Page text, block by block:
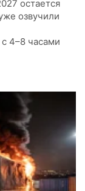
остается
озвучили
4–8 часами